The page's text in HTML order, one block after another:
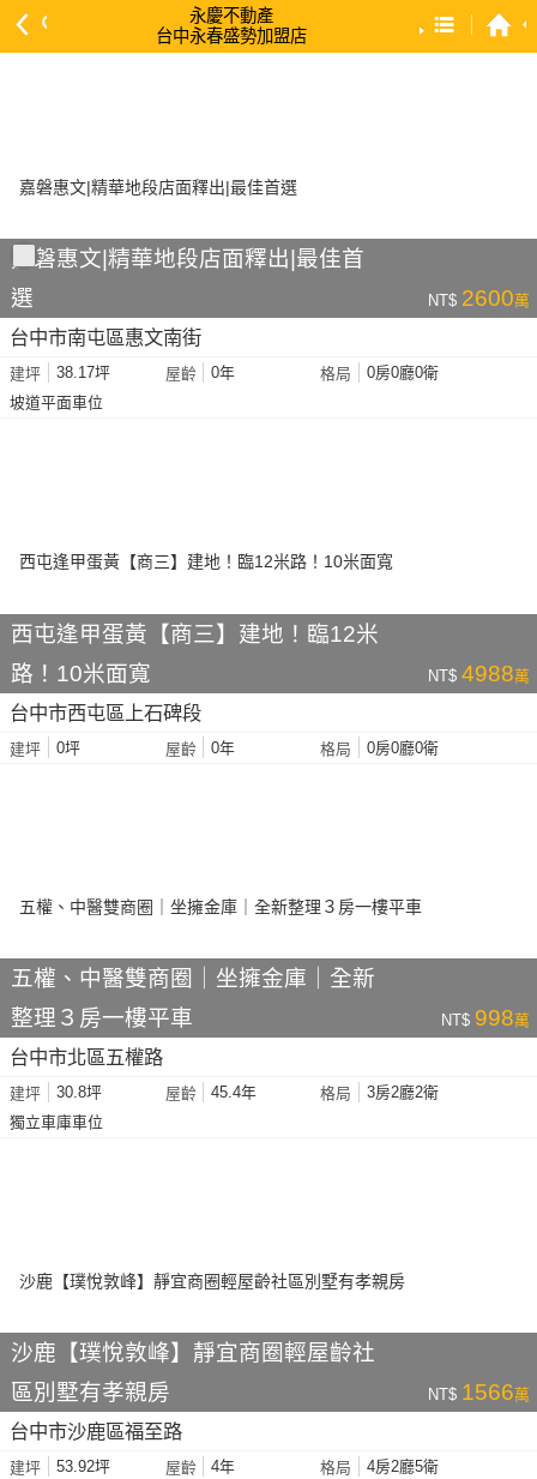
永慶不動產
台中永春盛勢加盟店
依降幅 高 → 低
依土地坪數 大 → 小
嘉磐惠文|精華地段店面釋出|最佳首
選
NT$ 2600萬
台中市南屯區惠文南街
建坪 38.17坪 屋齡 0年 格局
0房0廳0衛
坡道平面車位
西屯逢甲蛋黃【商三】建地！臨12米
路！10米面寬
NT$ 4988萬
台中市西屯區上石碑段
建坪 0坪 屋齡 0年 格局 0房0廳0衛
五權、中醫雙商圈｜坐擁金庫｜全新
整理３房一樓平車
NT$ 998萬
台中市北區五權路
建坪 30.8坪 屋齡 45.4年 格局
3房2廳2衛
獨立車庫車位
沙鹿【璞悅敦峰】靜宜商圈輕屋齡社
區別墅有孝親房
NT$ 1566萬
台中市沙鹿區福至路
建坪 53.92坪 屋齡 4年 格局
4房2廳5衛